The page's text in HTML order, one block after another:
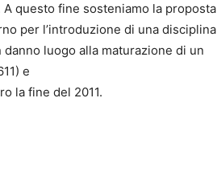
questo fine sosteniamo la proposta
per l’introduzione di una disciplina
luogo alla maturazione di un
e
la fine del 2011.